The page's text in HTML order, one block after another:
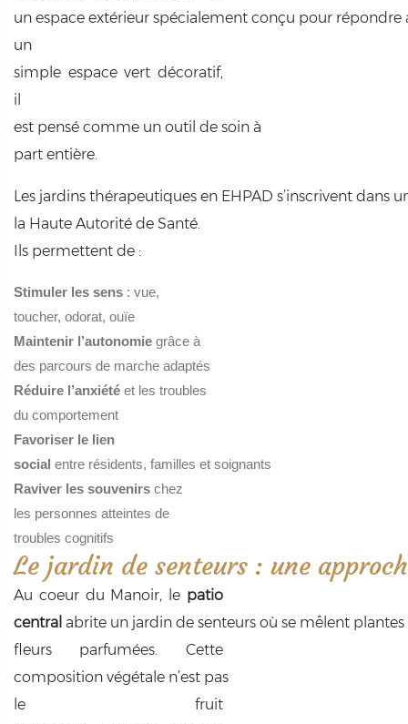
un espace extérieur spécialement conçu pour répondre
un
simple espace vert décoratif,
il
est pensé comme un outil de soin à
part entière.
Les jardins thérapeutiques en EHPAD s’inscrivent
la Haute Autorité de Santé.
Ils permettent de :
Stimuler les sens : vue,
toucher, odorat, ouïe
Maintenir l’autonomie grâce à
des parcours de marche adaptés
Réduire l’anxiété et les troubles
du comportement
Favoriser le lien
social entre résidents, familles et soignants
Raviver les souvenirs chez
les personnes atteintes de
troubles cognitifs
Le jardin de senteurs : une
Au coeur du Manoir, le patio
central abrite un jardin de senteurs où se mêlent
fleurs parfumées. Cette
composition végétale n’est pas
le fruit